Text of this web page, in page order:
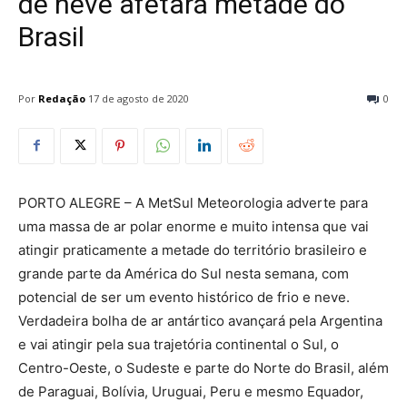
Brasil
Por Redação 0
17 de agosto de 2020
PORTO ALEGRE – A MetSul Meteorologia adverte para
uma massa de ar polar enorme e muito intensa que vai
atingir praticamente a metade do território brasileiro e
grande parte da América do Sul nesta semana, com
potencial de ser um evento histórico de frio e neve.
Verdadeira bolha de ar antártico avançará pela Argentina
e vai atingir pela sua trajetória continental o Sul, o
Centro-Oeste, o Sudeste e parte do Norte do Brasil, além
de Paraguai, Bolívia, Uruguai, Peru e mesmo Equador,